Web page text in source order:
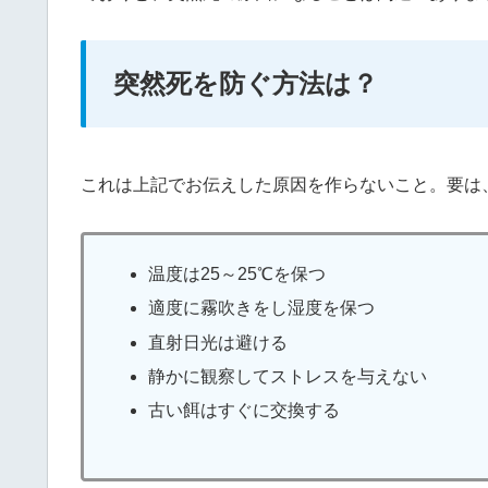
突然死を防ぐ方法は？
これは上記でお伝えした原因を作らないこと。要は
温度は25～25℃を保つ
適度に霧吹きをし湿度を保つ
直射日光は避ける
静かに観察してストレスを与えない
古い餌はすぐに交換する